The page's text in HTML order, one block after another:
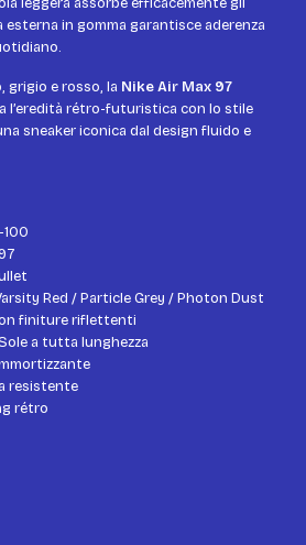
leggera assorbe efficacemente gli
in gomma garantisce aderenza
grigio e rosso, la Nike Air Max 97
l’eredità rétro-futuristica con lo stile
sneaker iconica dal design fluido e
Red / Particle Grey / Photon Dust
finiture riflettenti
a tutta lunghezza
resistente
rétro